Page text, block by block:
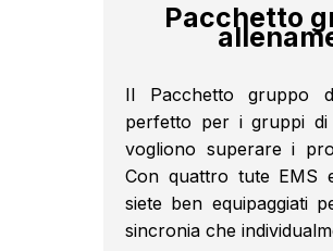
Pacchetto
Il Pacchetto gruppo
perfetto per i gruppi di
vogliono superare i
Con quattro tute EMS
siete ben equipaggiati
sincronia che